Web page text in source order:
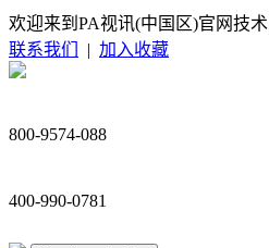
欢迎来到PA视讯(中国区)官网技术
联系我们
| 加入收藏
800-9574-088
400-990-0781